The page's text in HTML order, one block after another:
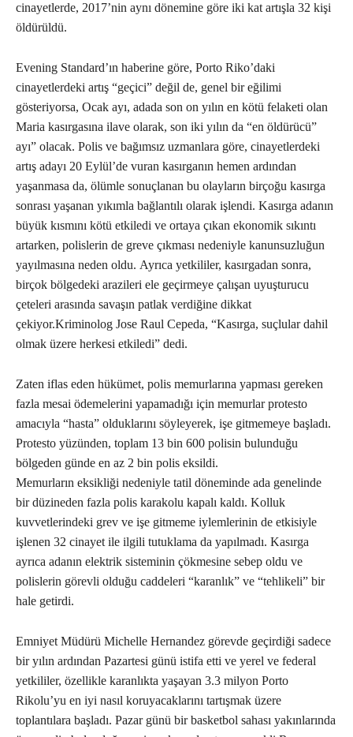
cinayetlerde, 2017’nin aynı dönemine göre iki kat artışla 32 kişi
öldürüldü.
Evening Standard’ın haberine göre, Porto Riko’daki
cinayetlerdeki artış “geçici” değil de, genel bir eğilimi
gösteriyorsa, Ocak ayı, adada son on yılın en kötü felaketi olan
Maria kasırgasına ilave olarak, son iki yılın da “en öldürücü”
ayı” olacak. Polis ve bağımsız uzmanlara göre, cinayetlerdeki
artış adayı 20 Eylül’de vuran kasırganın hemen ardından
yaşanmasa da, ölümle sonuçlanan bu olayların birçoğu kasırga
sonrası yaşanan yıkımla bağlantılı olarak işlendi. Kasırga adanın
büyük kısmını kötü etkiledi ve ortaya çıkan ekonomik sıkıntı
artarken, polislerin de greve çıkması nedeniyle kanunsuzluğun
yayılmasına neden oldu. Ayrıca yetkililer, kasırgadan sonra,
birçok bölgedeki arazileri ele geçirmeye çalışan uyuşturucu
çeteleri arasında savaşın patlak verdiğine dikkat
çekiyor.Kriminolog Jose Raul Cepeda, “Kasırga, suçlular dahil
olmak üzere herkesi etkiledi” dedi.
Zaten iflas eden hükümet, polis memurlarına yapması gereken
fazla mesai ödemelerini yapamadığı için memurlar protesto
amacıyla “hasta” olduklarını söyleyerek, işe gitmemeye başladı.
Protesto yüzünden, toplam 13 bin 600 polisin bulunduğu
bölgeden günde en az 2 bin polis eksildi.
Memurların eksikliği nedeniyle tatil döneminde ada genelinde
bir düzineden fazla polis karakolu kapalı kaldı. Kolluk
kuvvetlerindeki grev ve işe gitmeme iylemlerinin de etkisiyle
işlenen 32 cinayet ile ilgili tutuklama da yapılmadı. Kasırga
ayrıca adanın elektrik sisteminin çökmesine sebep oldu ve
polislerin görevli olduğu caddeleri “karanlık” ve “tehlikeli” bir
hale getirdi.
Emniyet Müdürü Michelle Hernandez görevde geçirdiği sadece
bir yılın ardından Pazartesi günü istifa etti ve yerel ve federal
yetkililer, özellikle karanlıkta yaşayan 3.3 milyon Porto
Rikolu’yu en iyi nasıl koruyacaklarını tartışmak üzere
toplantılara başladı. Pazar günü bir basketbol sahası yakınlarında